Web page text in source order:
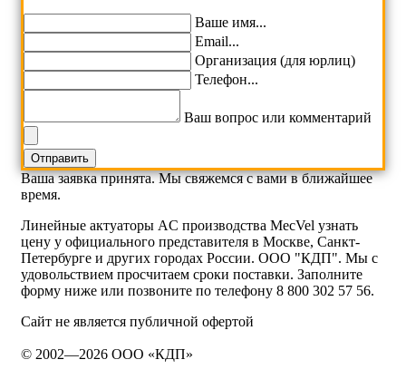
Ваше имя...
Email...
Организация (для юрлиц)
Телефон...
Ваш вопрос или комментарий
Ваша заявка принята. Мы свяжемся с вами в ближайшее
время.
Линейные актуаторы AC производства MecVel узнать
цену у официального представителя в Москве, Санкт-
Петербурге и других городах России. ООО "КДП". Мы с
удовольствием просчитаем сроки поставки. Заполните
форму ниже или позвоните по телефону 8 800 302 57 56.
Сайт не является публичной офертой
© 2002—2026 ООО «КДП»